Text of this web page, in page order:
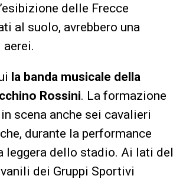
delle Frecce
al suolo, avrebbero una
la banda musicale della
Rossini. La formazione
scena anche sei cavalieri
durante la performance
leggera dello stadio. Ai lati del
dei Gruppi Sportivi